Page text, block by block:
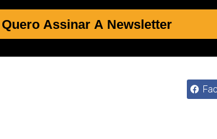
Quero Assinar A Newsletter